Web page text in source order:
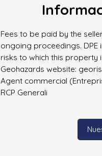
Fees to be paid by the
ongoing proceedings.
risks to which this property
Geohazards website:
Agent commercial
RCP Generali